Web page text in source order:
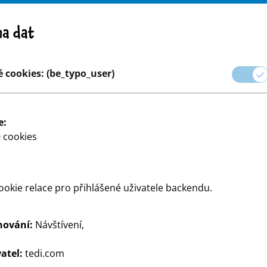
Kariéra
pro psaní - od studentů
dat
cookies: (be_typo_user)
relace pro přihlášené uživatele backendu.
Návštívení,
tedi.com